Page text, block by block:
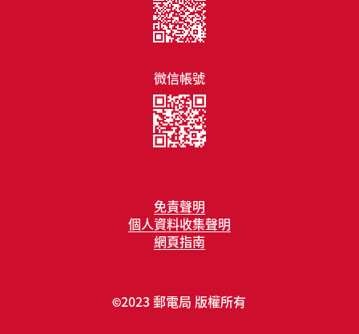
免責聲明
個人資料收集聲明
網頁指南
微信帳號
©2023 郵電局 版權所有